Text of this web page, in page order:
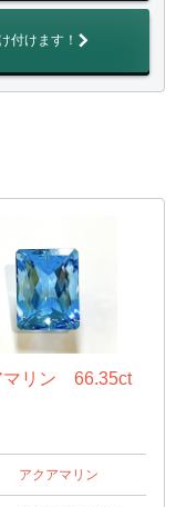
付けます！
マリン 66.35ct
アクアマリン